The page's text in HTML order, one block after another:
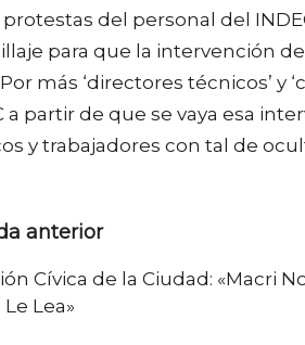
protestas del personal del
para que la intervención
más ‘directores técnicos’ y
a partir de que se vaya esa
y trabajadores con tal de
anterior
Cívica de la Ciudad: «Macri
Lea»